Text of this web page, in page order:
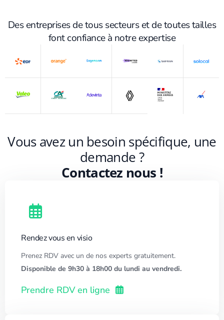
Des entreprises de tous secteurs et de toutes tailles
font confiance à notre expertise
Vous avez un besoin spécifique, une
demande ?
Contactez nous !
Rendez vous en visio
Prenez RDV avec un de nos experts gratuitement.
Disponible de 9h30 à 18h00 du lundi au vendredi.
Prendre RDV en ligne